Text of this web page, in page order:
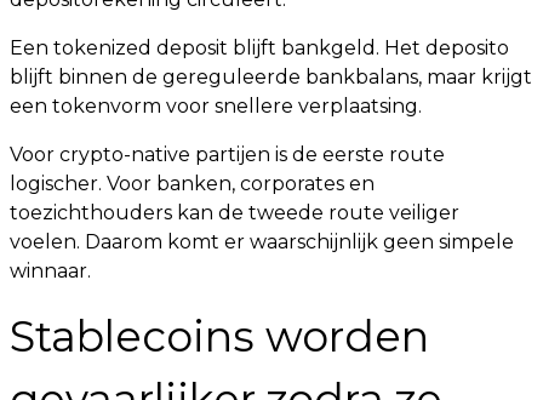
Een tokenized deposit blijft bankgeld. Het deposito
blijft binnen de gereguleerde bankbalans, maar krijgt
een tokenvorm voor snellere verplaatsing.
Voor crypto-native partijen is de eerste route
logischer. Voor banken, corporates en
toezichthouders kan de tweede route veiliger
voelen. Daarom komt er waarschijnlijk geen simpele
winnaar.
Stablecoins worden